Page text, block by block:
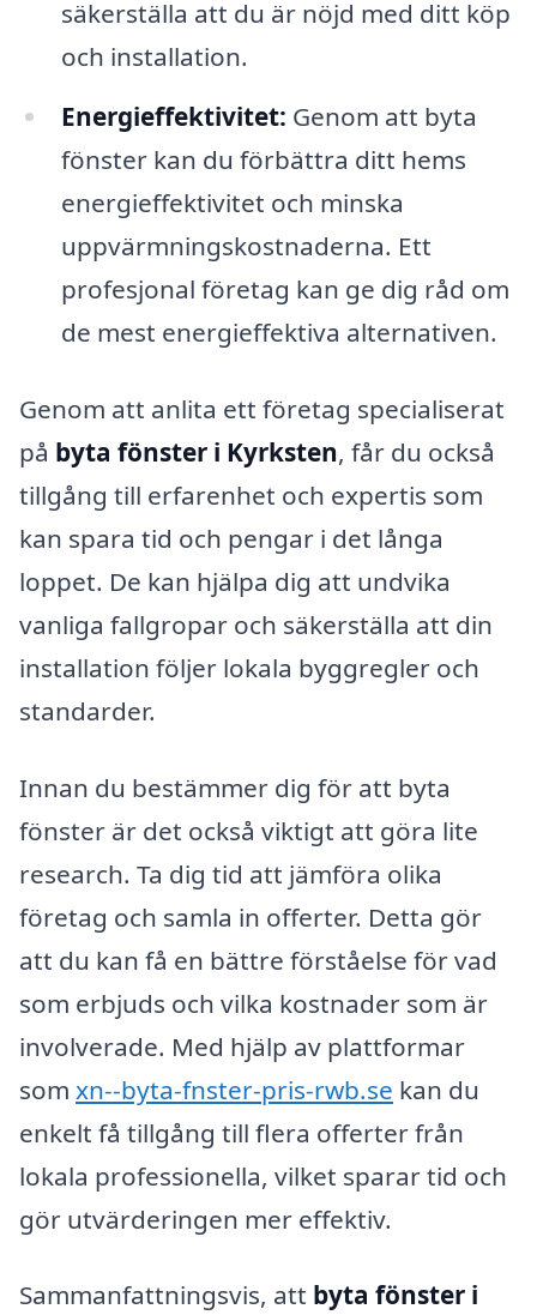
säkerställa att du är nöjd med ditt köp
och installation.
Energieffektivitet: Genom att byta
fönster kan du förbättra ditt hems
energieffektivitet och minska
uppvärmningskostnaderna. Ett
profesjonal företag kan ge dig råd om
de mest energieffektiva alternativen.
Genom att anlita ett företag specialiserat
på byta fönster i Kyrksten, får du också
tillgång till erfarenhet och expertis som
kan spara tid och pengar i det långa
loppet. De kan hjälpa dig att undvika
vanliga fallgropar och säkerställa att din
installation följer lokala byggregler och
standarder.
Innan du bestämmer dig för att byta
fönster är det också viktigt att göra lite
research. Ta dig tid att jämföra olika
företag och samla in offerter. Detta gör
att du kan få en bättre förståelse för vad
som erbjuds och vilka kostnader som är
involverade. Med hjälp av plattformar
som xn--byta-fnster-pris-rwb.se kan du
enkelt få tillgång till flera offerter från
lokala professionella, vilket sparar tid och
gör utvärderingen mer effektiv.
Sammanfattningsvis, att byta fönster i